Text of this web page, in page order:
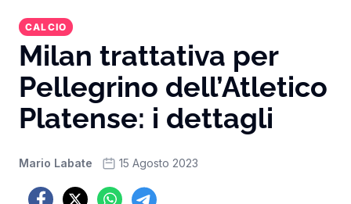
CALCIO
Milan trattativa per
Pellegrino dell’Atletico
Platense: i dettagli
Mario Labate 15 Agosto 2023